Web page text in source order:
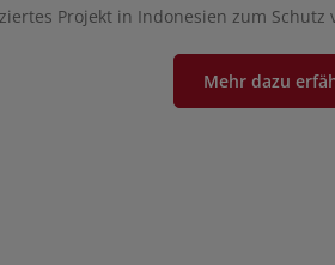
Projekt in Indonesien zum
Mehr dazu